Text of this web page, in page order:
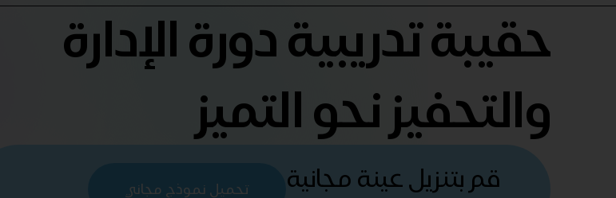
حقيبة تدريبية دورة الإدارة
والتحفيز نحو التميز
قم بتنزيل عينة مجانية تحميل نموذج مجاني